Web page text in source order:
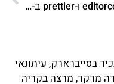
editorconfig ו-prettier ב-VSCode
בסייברארק, עיתונאי
דה מרקר, מרצה בקריה